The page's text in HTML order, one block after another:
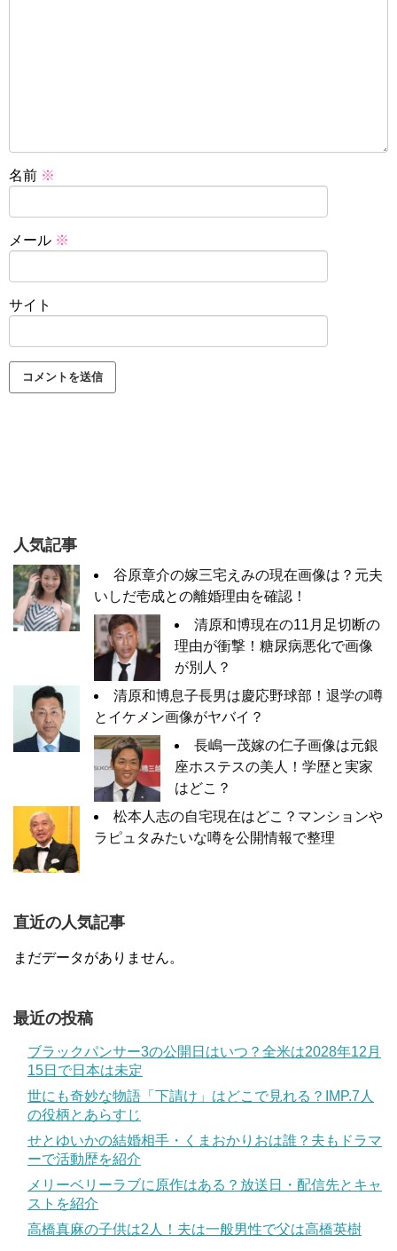
名前 ※
メール ※
サイト
人気記事
谷原章介の嫁三宅えみの現在画像は？元夫
いしだ壱成との離婚理由を確認！
清原和博現在の11月足切断の
理由が衝撃！糖尿病悪化で画像
が別人？
清原和博息子長男は慶応野球部！退学の噂
とイケメン画像がヤバイ？
長嶋一茂嫁の仁子画像は元銀
座ホステスの美人！学歴と実家
はどこ？
松本人志の自宅現在はどこ？マンションや
ラピュタみたいな噂を公開情報で整理
直近の人気記事
まだデータがありません。
最近の投稿
ブラックパンサー3の公開日はいつ？全米は2028年12月
15日で日本は未定
世にも奇妙な物語「下請け」はどこで見れる？IMP.7人
の役柄とあらすじ
せとゆいかの結婚相手・くまおかりおは誰？夫もドラマ
ーで活動歴を紹介
メリーベリーラブに原作はある？放送日・配信先とキャ
ストを紹介
高橋真麻の子供は2人！夫は一般男性で父は高橋英樹